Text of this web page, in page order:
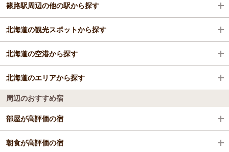
ビジネスホテル
格安ホテル
篠路駅周辺の他の駅から探す
札幌駅
すすきの駅
新札幌駅
中島公園駅
北海道の観光スポットから探す
大通公園
大和ハウスプレミストドーム
札幌市時計台
北海道の空港から探す
新千歳空港
女満別空港
北海道のエリアから探す
札幌
周辺のおすすめ宿
部屋が高評価の宿
札幌プリンスホテル
朝食が高評価の宿